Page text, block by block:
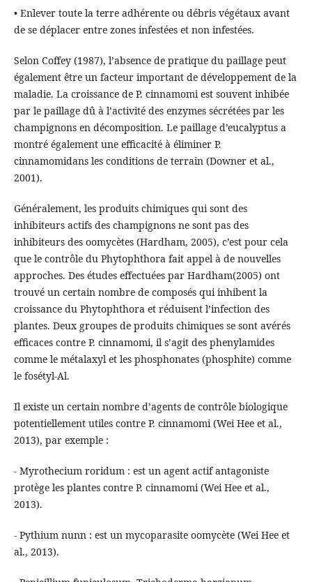
• Enlever toute la terre adhérente ou débris végétaux avant
de se déplacer entre zones infestées et non infestées.
Selon Coffey (1987), l’absence de pratique du paillage peut
également être un facteur important de développement de la
maladie. La croissance de P. cinnamomi est souvent inhibée
par le paillage dû à l’activité des enzymes sécrétées par les
champignons en décomposition. Le paillage d’eucalyptus a
montré également une efficacité à éliminer P.
cinnamomidans les conditions de terrain (Downer et al.,
2001).
Généralement, les produits chimiques qui sont des
inhibiteurs actifs des champignons ne sont pas des
inhibiteurs des oomycètes (Hardham, 2005), c’est pour cela
que le contrôle du Phytophthora fait appel à de nouvelles
approches. Des études effectuées par Hardham(2005) ont
trouvé un certain nombre de composés qui inhibent la
croissance du Phytophthora et réduisent l’infection des
plantes. Deux groupes de produits chimiques se sont avérés
efficaces contre P. cinnamomi, il s’agit des phenylamides
comme le métalaxyl et les phosphonates (phosphite) comme
le fosétyl-Al.
Il existe un certain nombre d’agents de contrôle biologique
potentiellement utiles contre P. cinnamomi (Wei Hee et al.,
2013), par exemple :
- Myrothecium roridum : est un agent actif antagoniste
protège les plantes contre P. cinnamomi (Wei Hee et al.,
2013).
- Pythium nunn : est un mycoparasite oomycète (Wei Hee et
al., 2013).